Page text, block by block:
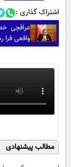
اشتراک گذاری :
عراقچی
واقعی
مطالب پیشنهادی